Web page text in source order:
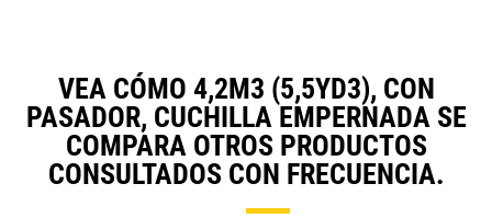
VEA CÓMO 4,2M3 (5,5YD3), CON
PASADOR, CUCHILLA EMPERNADA SE
COMPARA OTROS PRODUCTOS
CONSULTADOS CON FRECUENCIA.